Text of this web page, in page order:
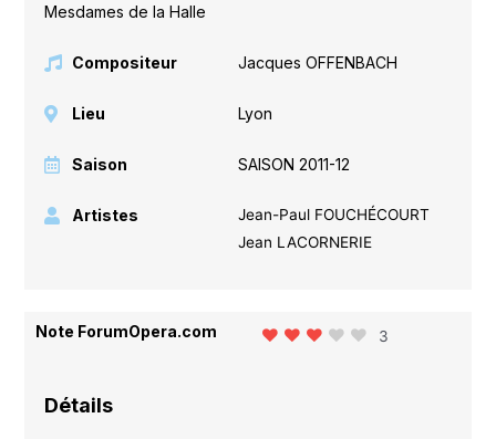
Mesdames de la Halle
Compositeur Jacques OFFENBACH
Lieu Lyon
Saison SAISON 2011-12
Artistes
Jean-Paul FOUCHÉCOURT
Jean LACORNERIE
Note ForumOpera.com 3
Détails